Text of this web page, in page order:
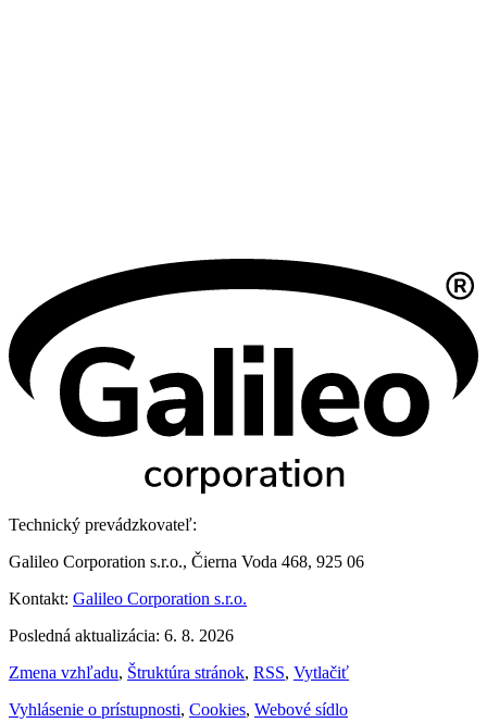
Technický prevádzkovateľ:
Galileo Corporation s.r.o., Čierna Voda 468, 925 06
Kontakt: Galileo Corporation s.r.o.
Posledná aktualizácia: 6. 8. 2026
Zmena vzhľadu, Štruktúra stránok, RSS, Vytlačiť
Vyhlásenie o prístupnosti, Cookies, Webové sídlo